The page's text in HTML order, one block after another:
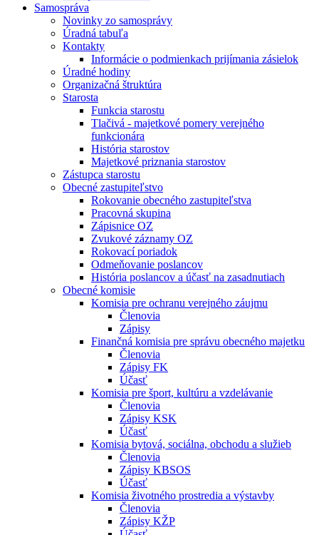
Samospráva
Novinky zo samosprávy
Úradná tabuľa
Kontakty
Informácie o podmienkach prijímania zásielok
Úradné hodiny
Organizačná štruktúra
Starosta
Funkcia starostu
Tlačivá - majetkové pomery verejného
funkcionára
História starostov
Majetkové priznania starostov
Zástupca starostu
Obecné zastupiteľstvo
Rokovanie obecného zastupiteľstva
Pracovná skupina
Zápisnice OZ
Zvukové záznamy OZ
Rokovací poriadok
Odmeňovanie poslancov
História poslancov a účasť na zasadnutiach
Obecné komisie
Komisia pre ochranu verejného záujmu
Členovia
Zápisy
Finančná komisia pre správu obecného majetku
Členovia
Zápisy FK
Účasť
Komisia pre šport, kultúru a vzdelávanie
Členovia
Zápisy KSK
Účasť
Komisia bytová, sociálna, obchodu a služieb
Členovia
Zápisy KBSOS
Účasť
Komisia životného prostredia a výstavby
Členovia
Zápisy KŽP